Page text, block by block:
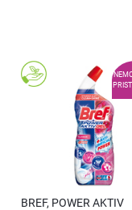
BREF, POWER AKTIV